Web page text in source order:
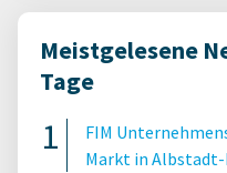
Meistgelesene
Tage
FIM
Markt in